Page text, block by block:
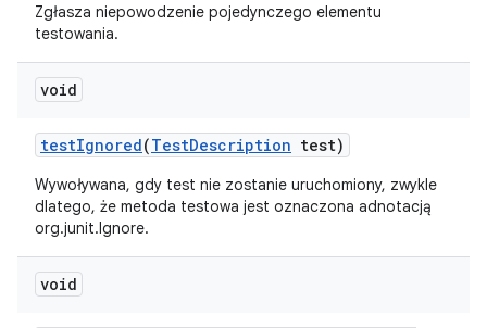
Zgłasza niepowodzenie pojedynczego elementu
testowania.
void
testIgnored(TestDescription test)
Wywoływana, gdy test nie zostanie uruchomiony, zwykle
dlatego, że metoda testowa jest oznaczona adnotacją
org.junit.Ignore.
void